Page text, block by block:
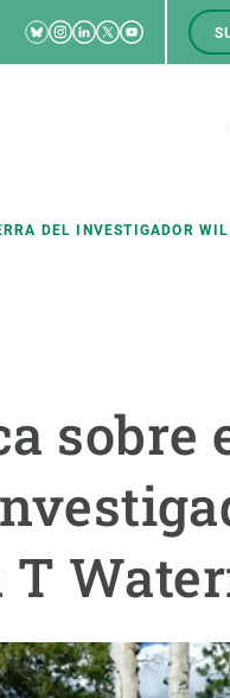
RRSS
Bluesky
Instagram
Linkedin
TwitterYoutube
DEL INVESTIGADOR
sobre
y gestión Pide
Un